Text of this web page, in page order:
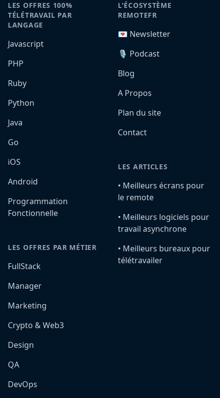
LES OFFRES 100%
TÉLÉTRAVAIL PAR
LANGAGE
Javascript
PHP
Ruby
Python
Java
Go
iOS
Android
Programmation
Fonctionnelle
LES OFFRES PAR MÉTIER
FullStack
Manager
Marketing
Crypto & Web3
Design
QA
DevOps
L'ÉCOSYSTÈME
REMOTEFR
💌 Newsletter
🎙️ Podcast
Blog
A Propos
Plan du site
Contact
LES ARTICLES
•️ Meilleurs écrans pour
le remote
•️ Meilleurs logiciels pour
travail asynchrone
•️ Meilleurs bureaux pour
télétravailer